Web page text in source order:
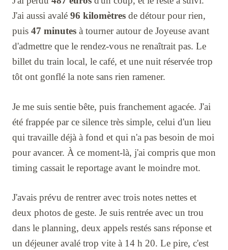
J'ai aussi avalé 96 kilomètres de détour pour rien,
puis 47 minutes à tourner autour de Joyeuse avant
d'admettre que le rendez-vous ne renaîtrait pas. Le
billet du train local, le café, et une nuit réservée trop
tôt ont gonflé la note sans rien ramener.
Je me suis sentie bête, puis franchement agacée. J'ai
été frappée par ce silence très simple, celui d'un lieu
qui travaille déjà à fond et qui n'a pas besoin de moi
pour avancer. À ce moment-là, j'ai compris que mon
timing cassait le reportage avant le moindre mot.
J'avais prévu de rentrer avec trois notes nettes et
deux photos de geste. Je suis rentrée avec un trou
dans le planning, deux appels restés sans réponse et
un déjeuner avalé trop vite à 14 h 20. Le pire, c'est